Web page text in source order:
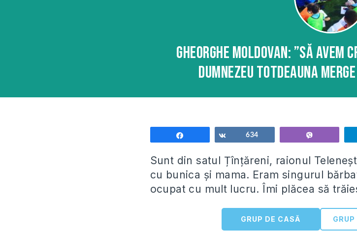
Gheorghe Moldovan: ”Să
Dumnezeu totdeauna
Share634
Sunt din satul Țînțăreni, raionul
cu bunica și mama. Eram singurul
ocupat cu mult lucru. Îmi plăcea să
GRUP DE CASĂ